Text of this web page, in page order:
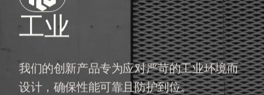
工业
我们的创新产品专为应对严苛的工业环境而
设计，确保性能可靠且防护到位。